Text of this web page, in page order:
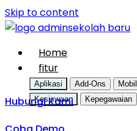
Skip to content
Home
fitur
Aplikasi Add-Ons
Kesiswaan
Kepegawaian
Hubungi Kami